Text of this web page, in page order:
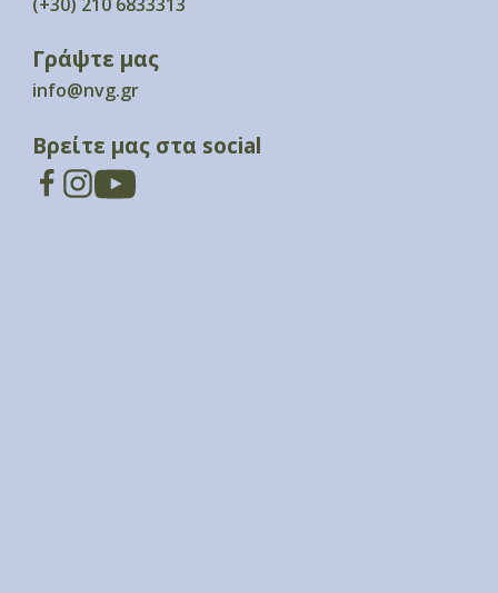
Γράψτε μας
info@nvg.gr
Βρείτε μας στα social